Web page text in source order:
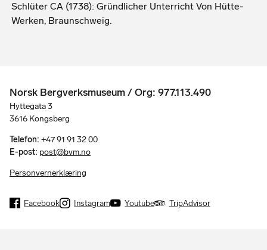
Schlüter CA (1738): Gründlicher Unterricht Von Hütte-
Werken, Braunschweig.
Norsk Bergverksmuseum / Org: 977.113.490
Hyttegata 3
3616 Kongsberg
Telefon: +47 91 91 32 00
E-post: post@bvm.no
Personvernerklæring
Facebook Instagram Youtube TripAdvisor